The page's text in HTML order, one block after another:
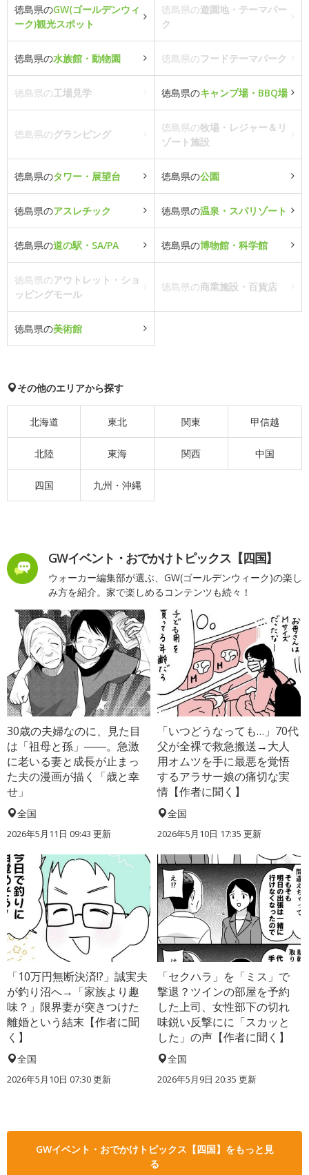
徳島県のGW(ゴールデンウィ
ーク)観光スポット
徳島県の遊園地・テーマパー
ク
徳島県の水族館・動物園 徳島県のフードテーマパーク
徳島県の工場見学 徳島県のキャンプ場・BBQ場
徳島県のグランピング
徳島県の牧場・レジャー＆リ
ゾート施設
徳島県のタワー・展望台 徳島県の公園
徳島県のアスレチック 徳島県の温泉・スパリゾート
徳島県の道の駅・SA/PA 徳島県の博物館・科学館
徳島県のアウトレット・ショ
ッピングモール
徳島県の商業施設・百貨店
徳島県の美術館
その他のエリアから探す
北海道 東北 関東 甲信越
北陸 東海 関西 中国
四国 九州・沖縄
GWイベント・おでかけトピックス【四国】
ウォーカー編集部が選ぶ、GW(ゴールデンウィーク)の楽し
み方を紹介。家で楽しめるコンテンツも続々！
30歳の夫婦なのに、見た目
は「祖母と孫」――。急激
に老いる妻と成長が止まっ
た夫の漫画が描く「歳と幸
せ」
全国
2026年5月11日 09:43 更新
「いつどうなっても…」70代
父が全裸で救急搬送→大人
用オムツを手に最悪を覚悟
するアラサー娘の痛切な実
情【作者に聞く】
全国
2026年5月10日 17:35 更新
「10万円無断決済!?」誠実夫
が釣り沼へ→「家族より趣
味？」限界妻が突きつけた
離婚という結末【作者に聞
く】
全国
2026年5月10日 07:30 更新
「セクハラ」を「ミス」で
撃退？ツインの部屋を予約
した上司、女性部下の切れ
味鋭い反撃にに「スカッと
した」の声【作者に聞く】
全国
2026年5月9日 20:35 更新
GWイベント・おでかけトピックス【四国】をもっと見
る